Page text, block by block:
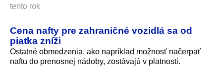
tento rok
Cena nafty pre zahraničné vozidlá sa od
piatka zníži
Ostatné obmedzenia, ako napríklad možnosť načerpať
naftu do prenosnej nádoby, zostávajú v platnosti.